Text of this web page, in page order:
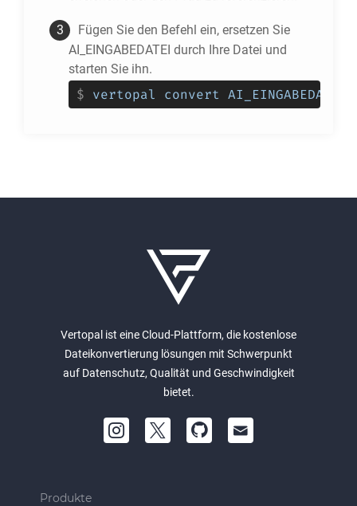
Fügen Sie den Befehl ein, ersetzen Sie
AI_EINGABEDATEI durch Ihre Datei und
starten Sie ihn.
$ vertopal convert
Vertopal ist eine Cloud-Plattform, die kostenlose
Dateikonvertierung lösungen mit Schwerpunkt
auf Datenschutz, Qualität und Geschwindigkeit
bietet.
Produkte